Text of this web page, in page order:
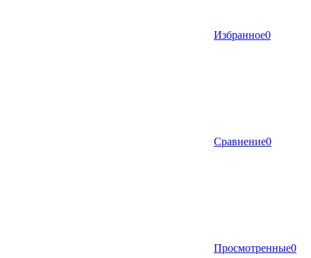
Избранное0
Сравнение0
Просмотренные0